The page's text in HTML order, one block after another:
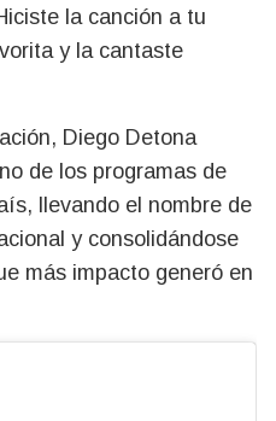
la canción a tu
y la cantaste
Diego Detona
de los programas de
llevando el nombre de
y consolidándose
más impacto generó en